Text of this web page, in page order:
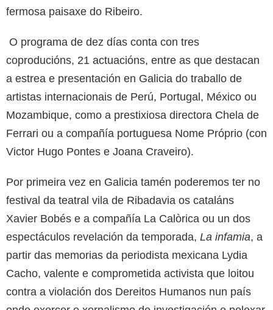
fermosa paisaxe do Ribeiro.
O programa de dez días conta con tres
coproducións, 21 actuacións, entre as que destacan
a estrea e presentación en Galicia do traballo de
artistas internacionais de Perú, Portugal, México ou
Mozambique, como a prestixiosa directora Chela de
Ferrari ou a compañía portuguesa Nome Próprio (con
Victor Hugo Pontes e Joana Craveiro).
Por primeira vez en Galicia tamén poderemos ter no
festival da teatral vila de Ribadavia os cataláns
Xavier Bobés e a compañía La Calòrica ou un dos
espectáculos revelación da temporada, La infamia, a
partir das memorias da periodista mexicana Lydia
Cacho, valente e comprometida activista que loitou
contra a violación dos Dereitos Humanos nun país